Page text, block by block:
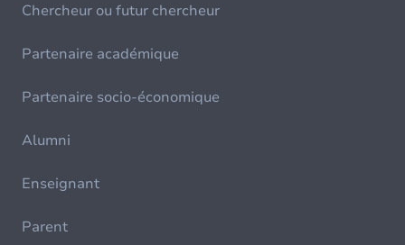
Chercheur ou futur chercheur
Partenaire académique
Partenaire socio-économique
Alumni
Enseignant
Parent